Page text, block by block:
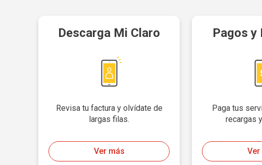
Descarga Mi Claro
Revisa tu factura y olvídate de
largas filas.
Ver más
Pagos y
Paga tus
recargas
Ver